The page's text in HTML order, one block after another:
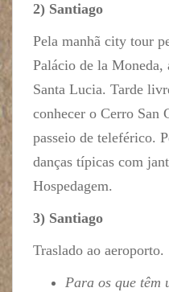
2) Santiago
Pela manhã city tour
Palácio de la Moneda,
Santa Lucia. Tarde
conhecer o Cerro San
passeio de teleférico.
danças típicas com
Hospedagem.
3) Santiago
Traslado ao aeroporto.
Para os que têm